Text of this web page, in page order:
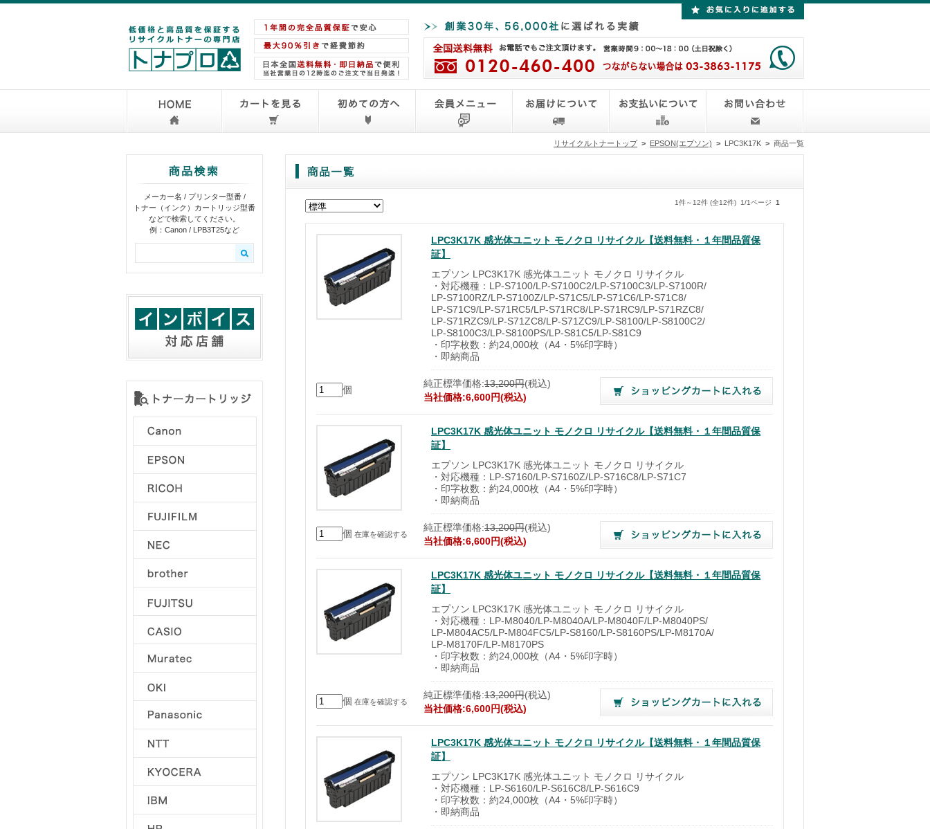
リサイクルトナートップ > EPSON(エプソン) > LPC3K17K > 商品一覧
メーカー名 / プリンター型番 /
トナー（インク）カートリッジ型番
などで検索してください。
例：Canon / LPB3T25など
1件～12件 (全12件) 1/1ページ 1
LPC3K17K 感光体ユニット モノクロ リサイクル【送料無料・１年間品質保
証】
エプソン LPC3K17K 感光体ユニット モノクロ リサイクル
・対応機種：LP-S7100/LP-S7100C2/LP-S7100C3/LP-S7100R/
LP-S7100RZ/LP-S7100Z/LP-S71C5/LP-S71C6/LP-S71C8/
LP-S71C9/LP-S71RC5/LP-S71RC8/LP-S71RC9/LP-S71RZC8/
LP-S71RZC9/LP-S71ZC8/LP-S71ZC9/LP-S8100/LP-S8100C2/
LP-S8100C3/LP-S8100PS/LP-S81C5/LP-S81C9
・印字枚数：約24,000枚（A4・5%印字時）
・即納商品
個
純正標準価格:13,200円(税込)
当社価格:6,600円(税込)
LPC3K17K 感光体ユニット モノクロ リサイクル【送料無料・１年間品質保
証】
エプソン LPC3K17K 感光体ユニット モノクロ リサイクル
・対応機種：LP-S7160/LP-S7160Z/LP-S716C8/LP-S71C7
・印字枚数：約24,000枚（A4・5%印字時）
・即納商品
個 在庫を確認する
純正標準価格:13,200円(税込)
当社価格:6,600円(税込)
LPC3K17K 感光体ユニット モノクロ リサイクル【送料無料・１年間品質保
証】
エプソン LPC3K17K 感光体ユニット モノクロ リサイクル
・対応機種：LP-M8040/LP-M8040A/LP-M8040F/LP-M8040PS/
LP-M804AC5/LP-M804FC5/LP-S8160/LP-S8160PS/LP-M8170A/
LP-M8170F/LP-M8170PS
・印字枚数：約24,000枚（A4・5%印字時）
・即納商品
個 在庫を確認する
純正標準価格:13,200円(税込)
当社価格:6,600円(税込)
LPC3K17K 感光体ユニット モノクロ リサイクル【送料無料・１年間品質保
証】
エプソン LPC3K17K 感光体ユニット モノクロ リサイクル
・対応機種：LP-S6160/LP-S616C8/LP-S616C9
・印字枚数：約24,000枚（A4・5%印字時）
・即納商品